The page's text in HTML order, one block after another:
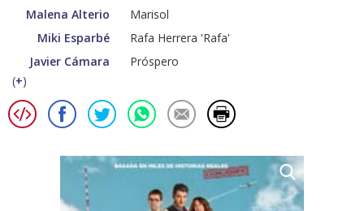
Malena Alterio
Marisol
Miki Esparbé
Rafa Herrera 'Rafa'
Javier Cámara
Próspero
(+)